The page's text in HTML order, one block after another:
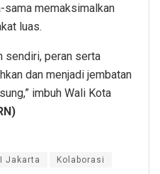
sama memaksimalkan
luas.
sendiri, peran serta
dan menjadi jembatan
imbuh Wali Kota
Jakarta Kolaborasi